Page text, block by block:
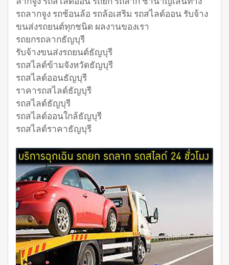
รถลากจูง รถช้อนล้อ รถล้อเสริม รถสไลด์ออน รับจ้าง
ขนส่งรถยนต์ทุกชนิด ผลงานของเรา
รถยกรถลากธัญบุรี
รับจ้างขนส่งรถยนต์ธัญบุรี
รถสไลด์ข้ามจังหวัดธัญบุรี
รถสไลด์ออนธัญบุรี
ราคารถสไลด์ธัญบุรี
รถสไลด์ธัญบุรี
รถสไลด์ออนใกล้ธัญบุรี
รถสไลด์ราคาธัญบุรี